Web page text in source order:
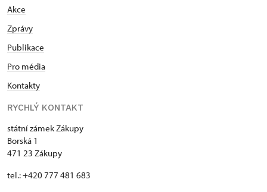
Akce
Zprávy
Publikace
Pro média
Kontakty
RYCHLÝ KONTAKT
státní zámek Zákupy
Borská 1
471 23 Zákupy
tel.: +420 777 481 683